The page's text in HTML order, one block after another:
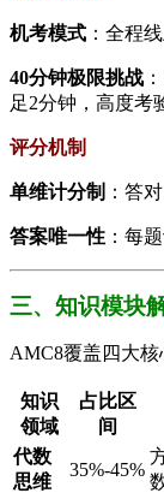
​机考模式​ ：全程
​40分钟极限挑战​
足2分钟，高度考
​评分机制​
​单维计分制​ ：答
​答案唯一性​ ：每
三、知识模块
AMC8覆盖四大核
​知识
领域​
​占比区
间​
​代数
思维​
35%-45%